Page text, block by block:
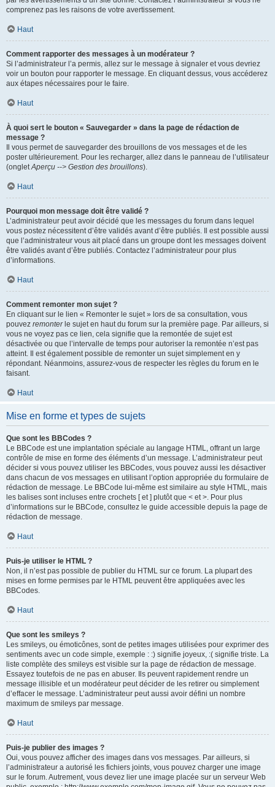
comprenez pas les raisons de votre avertissement.
Haut
Comment rapporter des messages à un modérateur ?
Si l’administrateur l’a permis, allez sur le message à signaler et vous devriez
voir un bouton pour rapporter le message. En cliquant dessus, vous accéderez
aux étapes nécessaires pour le faire.
Haut
À quoi sert le bouton « Sauvegarder » dans la page de rédaction de
message ?
Il vous permet de sauvegarder des brouillons de vos messages et de les
poster ultérieurement. Pour les recharger, allez dans le panneau de l’utilisateur
(ongletAperçu --> Gestion des brouillons).
Haut
Pourquoi mon message doit être validé ?
L’administrateur peut avoir décidé que les messages du forum dans lequel
vous postez nécessitent d’être validés avant d’être publiés. Il est possible aussi
que l’administrateur vous ait placé dans un groupe dont les messages doivent
être validés avant d’être publiés. Contactez l’administrateur pour plus
d’informations.
Haut
Comment remonter mon sujet ?
En cliquant sur le lien « Remonter le sujet » lors de sa consultation, vous
pouvez remonterle sujet en haut du forum sur la première page. Par ailleurs, si
vous ne voyez pas ce lien, cela signifie que la remontée de sujet est
désactivée ou que l’intervalle de temps pour autoriser la remontée n’est pas
atteint. Il est également possible de remonter un sujet simplement en y
répondant. Néanmoins, assurez-vous de respecter les règles du forum en le
faisant.
Haut
Mise en forme et types de sujets
Que sont les BBCodes ?
Le BBCode est une implantation spéciale au langage HTML, offrant un large
contrôle de mise en forme des éléments d’un message. L’administrateur peut
décider si vous pouvez utiliser les BBCodes, vous pouvez aussi les désactiver
dans chacun de vos messages en utilisant l’option appropriée du formulaire de
rédaction de message. Le BBCode lui-même est similaire au style HTML, mais
les balises sont incluses entre crochets [ et ] plutôt que < et >. Pour plus
d’informations sur le BBCode, consultez le guide accessible depuis la page de
rédaction de message.
Haut
Puis-je utiliser le HTML ?
Non, il n’est pas possible de publier du HTML sur ce forum. La plupart des
mises en forme permises par le HTML peuvent être appliquées avec les
BBCodes.
Haut
Que sont les smileys ?
Les smileys, ou émoticônes, sont de petites images utilisées pour exprimer des
sentiments avec un code simple, exemple : :) signifie joyeux, :( signifie triste. La
liste complète des smileys est visible sur la page de rédaction de message.
Essayez toutefois de ne pas en abuser. Ils peuvent rapidement rendre un
message illisible et un modérateur peut décider de les retirer ou simplement
d’effacer le message. L’administrateur peut aussi avoir défini un nombre
maximum de smileys par message.
Haut
Puis-je publier des images ?
Oui, vous pouvez afficher des images dans vos messages. Par ailleurs, si
l’administrateur a autorisé les fichiers joints, vous pouvez charger une image
sur le forum. Autrement, vous devez lier une image placée sur un serveur Web